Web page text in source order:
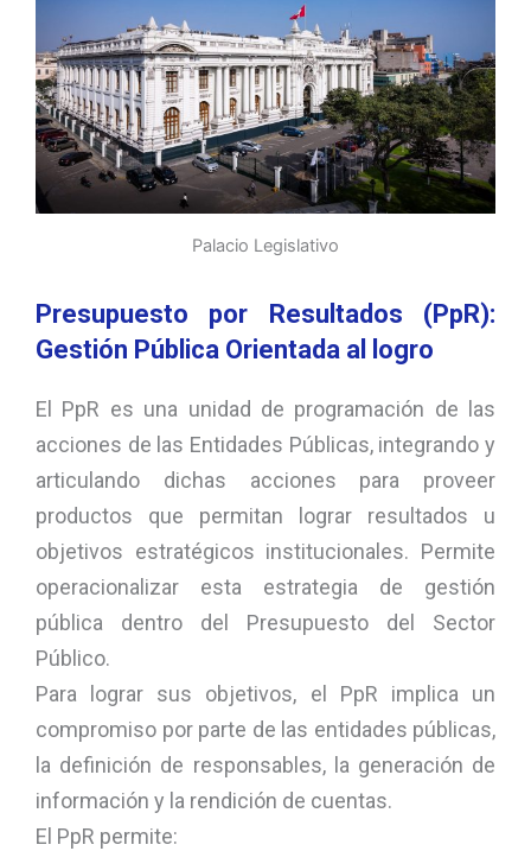
Palacio Legislativo
Presupuesto por Resultados (PpR):
Gestión Pública Orientada al logro
El PpR es una unidad de programación de las
acciones de las Entidades Públicas, integrando y
articulando dichas acciones para proveer
productos que permitan lograr resultados u
objetivos estratégicos institucionales. Permite
operacionalizar esta estrategia de gestión
pública dentro del Presupuesto del Sector
Público.
Para lograr sus objetivos, el PpR implica un
compromiso por parte de las entidades públicas,
la definición de responsables, la generación de
información y la rendición de cuentas.
El PpR permite: